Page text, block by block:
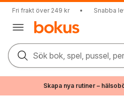
Fri frakt över 249 kr • Snabba
Sök bok, spel, pussel,
Skapa nya rutiner –